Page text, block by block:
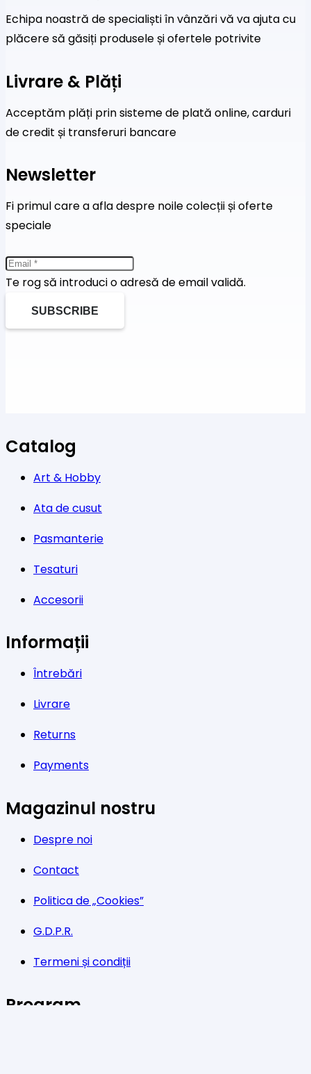
Echipa noastră de specialiști în vânzări vă va ajuta cu
plăcere să găsiți produsele și ofertele potrivite
Livrare & Plăți
Acceptăm plăți prin sisteme de plată online, carduri
de credit și transferuri bancare
Newsletter
Fi primul care a afla despre noile colecții și oferte
speciale
Te rog să introduci o adresă de email validă.
SUBSCRIBE
Catalog
Art & Hobby
Ata de cusut
Pasmanterie
Tesaturi
Accesorii
Informații
Întrebări
Livrare
Returns
Payments
Magazinul nostru
Despre noi
Contact
Politica de „Cookies”
G.D.P.R.
Termeni și condiții
Program